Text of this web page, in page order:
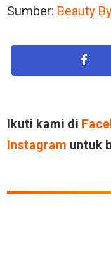
Sumber: Beauty
Ikuti kami di
Instagram untuk